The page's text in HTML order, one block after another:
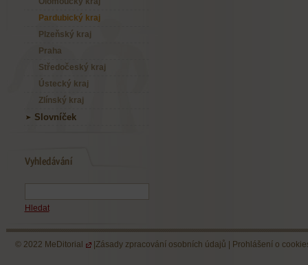
Pardubický kraj
Plzeňský kraj
Praha
Středočeský kraj
Ústecký kraj
Zlínský kraj
Slovníček
Hledat
© 2022 MeDitorial | Zásady zpracování osobních údajů Prohlášení o